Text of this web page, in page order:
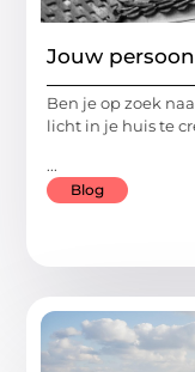
Jouw
Ben je op zoek
licht in je huis te
...
Blog